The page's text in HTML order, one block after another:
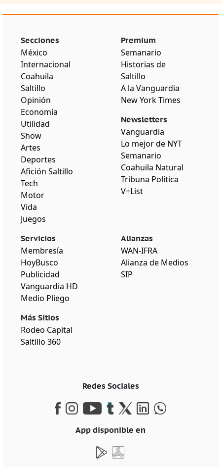
Secciones
México
Internacional
Coahuila
Saltillo
Opinión
Economía
Utilidad
Show
Artes
Deportes
Afición Saltillo
Tech
Motor
Vida
Juegos
Premium
Semanario
Historias de
Saltillo
A la Vanguardia
New York Times
Newsletters
Vanguardia
Lo mejor de NYT
Semanario
Coahuila Natural
Tribuna Política
V+List
Servicios
Membresía
HoyBusco
Publicidad
Vanguardia HD
Medio Pliego
Más Sitios
Rodeo Capital
Saltillo 360
Alianzas
WAN-IFRA
Alianza de Medios
SIP
Redes Sociales
App disponible en